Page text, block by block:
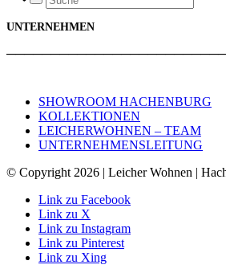
UNTERNEHMEN
SHOWROOM HACHENBURG
KOLLEKTIONEN
LEICHERWOHNEN – TEAM
UNTERNEHMENSLEITUNG
© Copyright 2026 | Leicher Wohnen |
Link zu Facebook
Link zu X
Link zu Instagram
Link zu Pinterest
Link zu Xing